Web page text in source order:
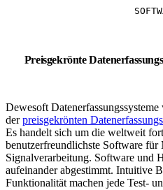
Preisgekrönte
Dewesoft
derpreisgekrönten
Es handelt sich um die weltweit
benutzerfreundlichste Software für
Signalverarbeitung. Software und
aufeinander abgestimmt. Intuitive
Funktionalität machen jede Test-